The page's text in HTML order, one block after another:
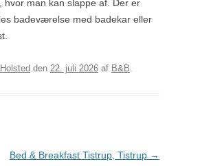
man kan slappe af. Der er
badeværelse med badekar eller
Holsted den 22. juli 2026 af B&B.
Bed & Breakfast Tistrup, Tistrup →